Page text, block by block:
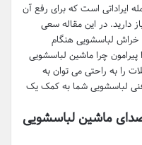
ایراداتی است که برای رفع آن
دارید. در این مقاله سعی
خراش لباسشویی هنگام
چرا ماشین لباسشویی
را به راحتی می توان به
فنی لباسشویی شما به کمک یک
ماشین لباسشویی